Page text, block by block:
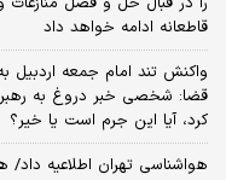
قاطعانه ادامه خواهد داد
واکنش تند امام جمعه اردبیل
قضا: شخصی خبر دروغ به
کرد، آیا این جرم است یا خیر؟
هواشناسی تهران اطلاعیه